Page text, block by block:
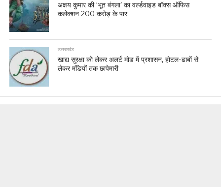
अक्षय कुमार की ‘भूत बंगला’ का वर्ल्डवाइड बॉक्स ऑफिस
कलेक्शन 200 करोड़ के पार
उत्तराखंड
खाद्य सुरक्षा को लेकर अलर्ट मोड में प्रशासन, होटल-ढाबों से
लेकर मंडियों तक छापेमारी